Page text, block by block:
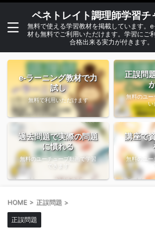
ペネトレイト調理師学習チ
無料で使える学習教材を掲載しています。
材も無料でご利用いただけます。学習にご
合格出来る実力が付きます。
e-ラーニング教材で力
試し
無料で利用いただけます
正誤問
無料のユー
い
過去問題で実際の問題
に慣れる
無料のユーチューブ動画で学習
できます
講座で
無料のユー
HOME > 正誤問題 >
正誤問題